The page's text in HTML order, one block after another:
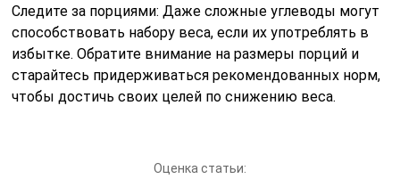
Следите за порциями: Даже сложные углеводы могут
способствовать набору веса, если их употреблять в
избытке. Обратите внимание на размеры порций и
старайтесь придерживаться рекомендованных норм,
чтобы достичь своих целей по снижению веса.
Оценка статьи: